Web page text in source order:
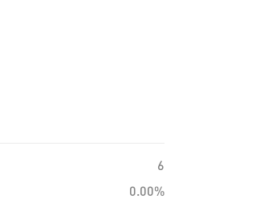
6
0.00%